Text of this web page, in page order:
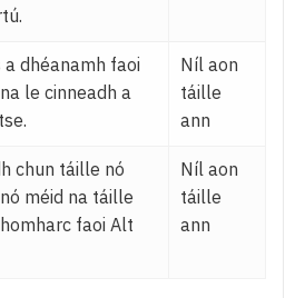
dhéanamh faoi
le cinneadh a
Níl aon
táille
ann
chun táille nó
méid na táille
faoi Alt
Níl aon
táille
ann